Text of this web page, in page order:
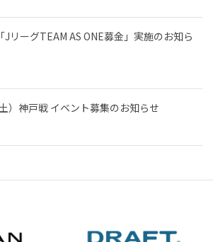
リーグTEAM AS ONE募金」実施のお知ら
）神戸戦 イベント募集のお知らせ